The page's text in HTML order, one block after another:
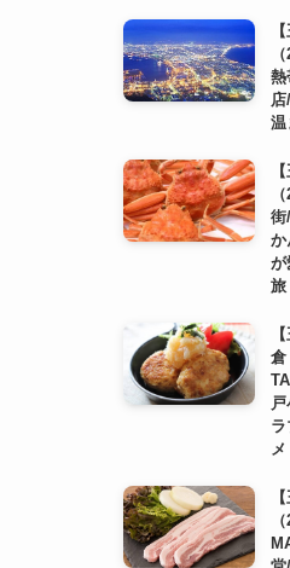
熱
温
街
か
が
旅
倉
メ